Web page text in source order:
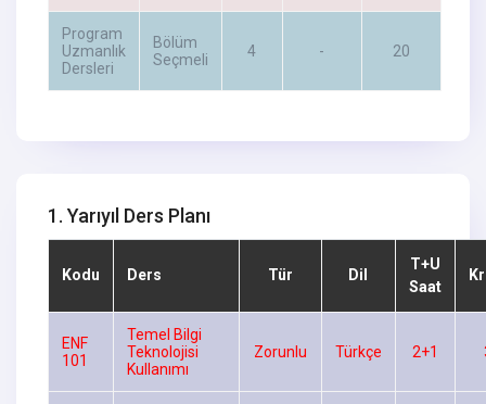
Program
Uzmanlık
Dersleri
Bölüm
Seçmeli
4 - 20
1. Yarıyıl Ders Planı
Kodu Ders Tür Dil
T+U
Saat
ENF
101
Temel Bilgi
Teknolojisi
Kullanımı
Zorunlu Türkçe 2+1